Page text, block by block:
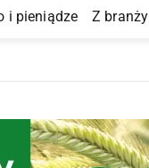
i pieniądze Z branży